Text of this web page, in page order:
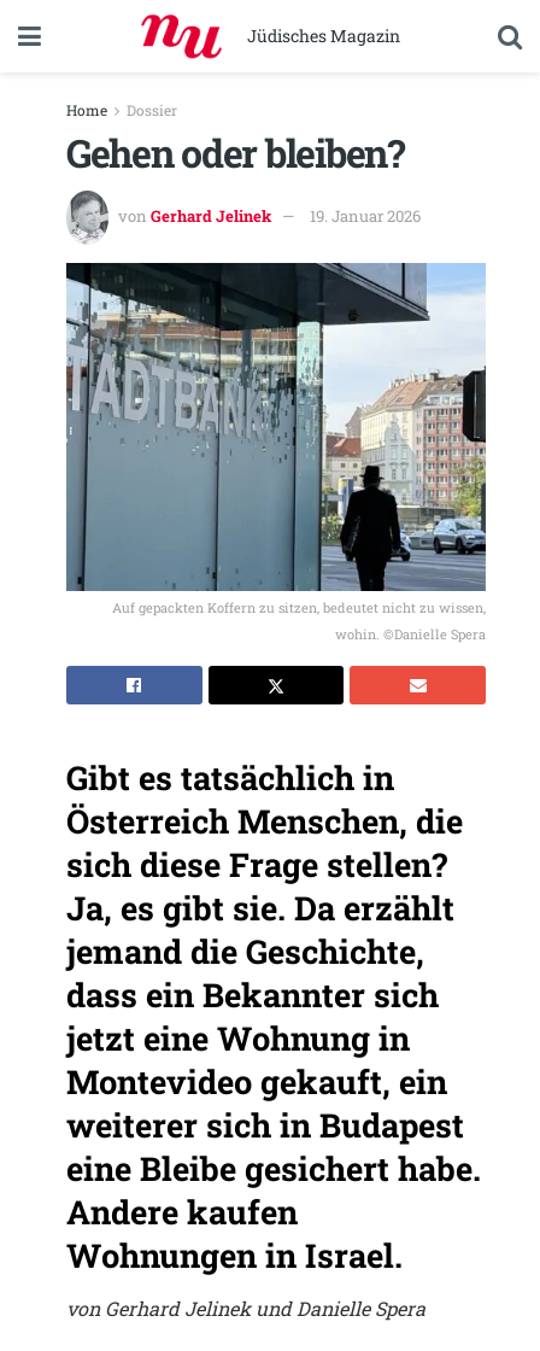
Jüdisches Magazin
Home Dossier
Gehen oder bleiben?
von Gerhard Jelinek 19. Januar 2026
Auf gepackten Koffern zu sitzen, bedeutet nicht zu wissen,
wohin. ©Danielle Spera
Gibt es tatsächlich in
Österreich Menschen, die
sich diese Frage stellen?
Ja, es gibt sie. Da erzählt
jemand die Geschichte,
dass ein Bekannter sich
jetzt eine Wohnung in
Montevideo gekauft, ein
weiterer sich in Budapest
eine Bleibe gesichert habe.
Andere kaufen
Wohnungen in Israel.
von Gerhard Jelinek und Danielle Spera